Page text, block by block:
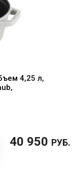
4,25 л,
40 950 РУБ.